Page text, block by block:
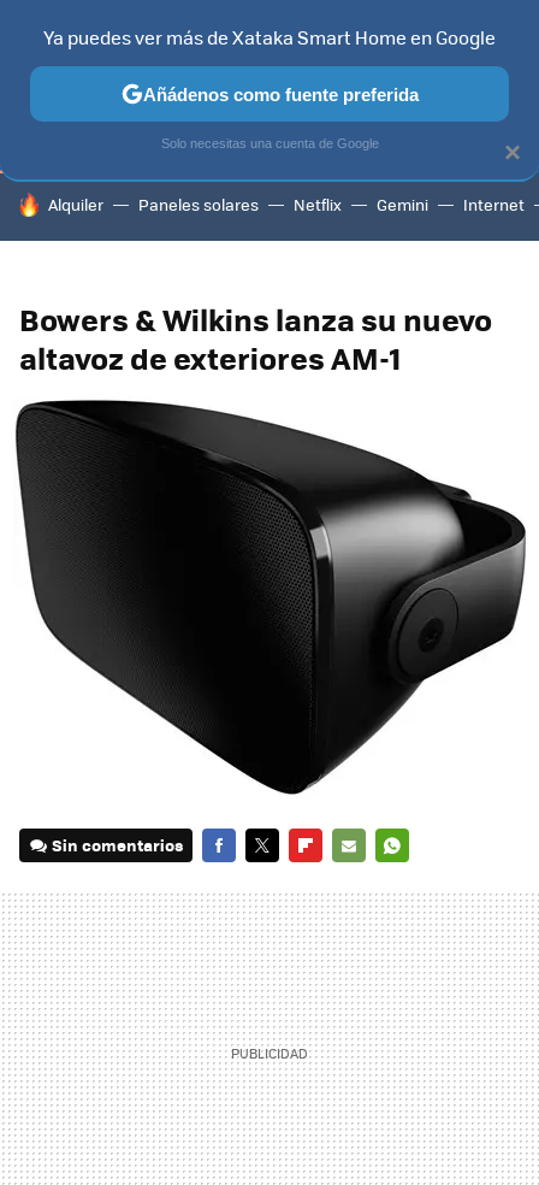
TELEVISORES CONTENIDOS SMART TV SELECCIÓN
HOY SE HABLA DE
Alquiler Paneles solares Netflix Gemini Internet
Bowers & Wilkins lanza su nuevo
altavoz de exteriores AM-1
Sin comentarios
MAIL
×
Ya puedes ver más de Xataka Smart Home en Google
Añádenos como fuente preferida
Solo necesitas una cuenta de Google